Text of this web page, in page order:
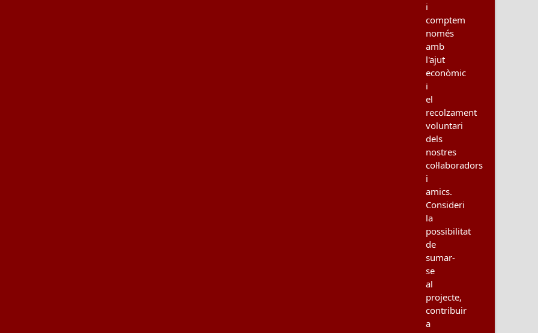
i
comptem
només
amb
l'ajut
econòmic
i
el
recolzament
voluntari
dels
nostres
col·laboradors
i
amics.
Consideri
la
possibilitat
de
sumar-
se
al
projecte,
contribuir
a